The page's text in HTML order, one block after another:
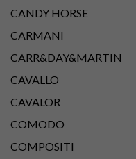
CANDY HORSE
CARMANI
CARR&DAY&MARTIN
CAVALLO
CAVALOR
COMODO
COMPOSITI